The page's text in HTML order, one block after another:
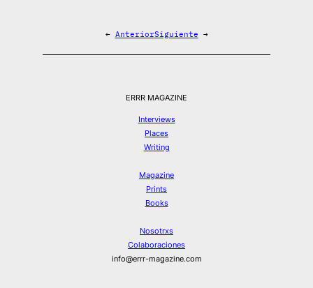
← AnteriorSiguiente →
ERRR MAGAZINE
Interviews
Places
Writing
Magazine
Prints
Books
Nosotrxs
Colaboraciones
info@errr-magazine.com